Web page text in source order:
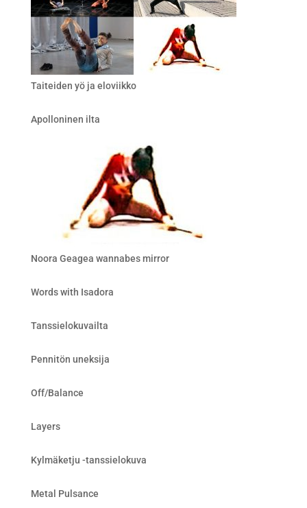
Taiteiden yö ja eloviikko
Apolloninen ilta
Noora Geagea wannabes mirror
Words with Isadora
Tanssielokuvailta
Pennitön uneksija
Off/Balance
Layers
Kylmäketju -tanssielokuva
Metal Pulsance